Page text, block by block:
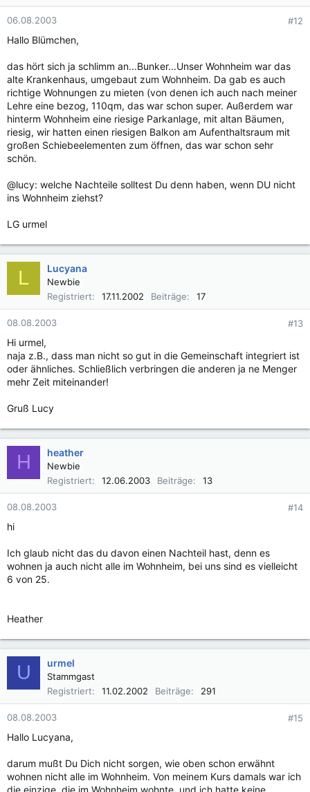
06.08.2003 #12
Hallo Blümchen,
das hört sich ja schlimm an...Bunker...Unser Wohnheim war das
alte Krankenhaus, umgebaut zum Wohnheim. Da gab es auch
richtige Wohnungen zu mieten (von denen ich auch nach meiner
Lehre eine bezog, 110qm, das war schon super. Außerdem war
hinterm Wohnheim eine riesige Parkanlage, mit altan Bäumen,
riesig, wir hatten einen riesigen Balkon am Aufenthaltsraum mit
großen Schiebeelementen zum öffnen, das war schon sehr
schön.
@lucy: welche Nachteile solltest Du denn haben, wenn DU nicht
ins Wohnheim ziehst?
LG urmel
L Lucyana
Newbie
Registriert
17.11.2002 Beiträge 17
08.08.2003 #13
Hi urmel,
naja z.B., dass man nicht so gut in die Gemeinschaft integriert ist
oder ähnliches. Schließlich verbringen die anderen ja ne Menger
mehr Zeit miteinander!
Gruß Lucy
H heather
Newbie
Registriert
12.06.2003 Beiträge 13
08.08.2003 #14
hi
Ich glaub nicht das du davon einen Nachteil hast, denn es
wohnen ja auch nicht alle im Wohnheim, bei uns sind es vielleicht
6 von 25.
Heather
U urmel
Stammgast
Registriert
11.02.2002 Beiträge 291
08.08.2003 #15
Hallo Lucyana,
darum mußt Du Dich nicht sorgen, wie oben schon erwähnt
wohnen nicht alle im Wohnheim. Von meinem Kurs damals war ich
die einzige, die im Wohnheim wohnte, und ich hatte keine